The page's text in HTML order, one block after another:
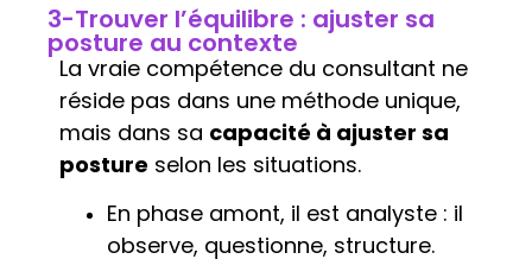
3-Trouver l’équilibre : ajuster sa
posture au contexte
La vraie compétence du consultant ne
réside pas dans une méthode unique,
mais dans sa capacité à ajuster sa
posture selon les situations.
En phase amont, il est analyste : il
observe, questionne, structure.